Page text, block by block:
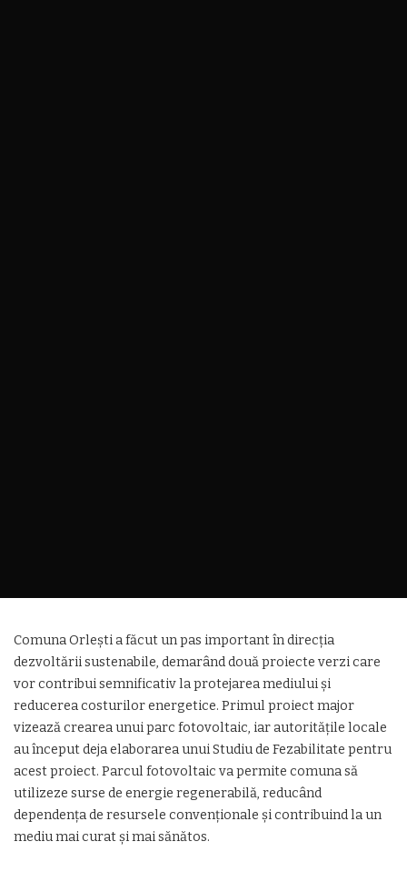
Comuna Orlești a făcut un pas important în direcția
dezvoltării sustenabile, demarând două proiecte verzi care
vor contribui semnificativ la protejarea mediului și
reducerea costurilor energetice. Primul proiect major
vizează crearea unui parc fotovoltaic, iar autoritățile locale
au început deja elaborarea unui Studiu de Fezabilitate pentru
acest proiect. Parcul fotovoltaic va permite comuna să
utilizeze surse de energie regenerabilă, reducând
dependența de resursele convenționale și contribuind la un
mediu mai curat și mai sănătos.